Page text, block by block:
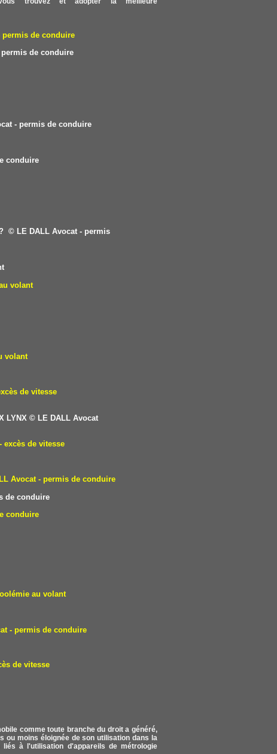
permis de conduire
permis de conduire
- permis de conduire
conduire
© LE DALL Avocat - permis
volant
volant
de vitesse
LYNX © LE DALL Avocat
excès de vitesse
Avocat - permis de conduire
de conduire
conduire
au volant
- permis de conduire
de vitesse
comme toute branche du droit a généré,
ou moins éloignée de son utilisation dans la
à l'utilisation d'appareils de métrologie